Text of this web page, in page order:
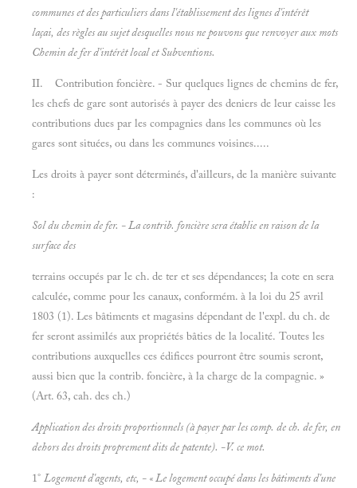
communes et des particuliers dans l'établissement des lignes d'intérêt
laçai, des règles au sujet desquelles nous ne pouvons que renvoyer aux mots
Chemin de fer d'intérêt local etSubventions.
II. Contribution foncière. - Sur quelques lignes de chemins de fer,
les chefs de gare sont autorisés à payer des deniers de leur caisse les
contributions dues par les compagnies dans les communes où les
gares sont situées, ou dans les communes voisines.....
Les droits à payer sont déterminés, d'ailleurs, de la manière suivante
:
Sol du chemin de fer. - La contrib. foncière sera établie en raison de la
surface des
terrains occupés par le ch. de ter et ses dépendances; la cote en sera
calculée, comme pour les canaux, conformém. à la loi du 25 avril
1803 (1). Les bâtiments et magasins dépendant de l'expl. du ch. de
fer seront assimilés aux propriétés bâties de la localité. Toutes les
contributions auxquelles ces édifices pourront être soumis seront,
aussi bien que la contrib. foncière, à la charge de la compagnie. »
(Art. 63, cah. des ch.)
Application des droits proportionnels (à payer par les comp. de ch. de fer, en
dehors des droits proprement dits de patente). -V. ce mot.
1° Logement d'agents, etc, - « Le logement occupé dans les bâtiments d'une